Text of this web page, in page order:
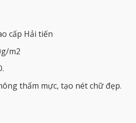
cấp Hải tiến
m2
thấm mực, tạo nét chữ đẹp.